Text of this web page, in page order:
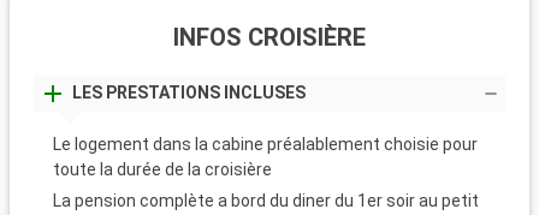
INFOS CROISIÈRE
LES PRESTATIONS INCLUSES
Le logement dans la cabine préalablement choisie pour
toute la durée de la croisière
La pension complète a bord du diner du 1er soir au petit